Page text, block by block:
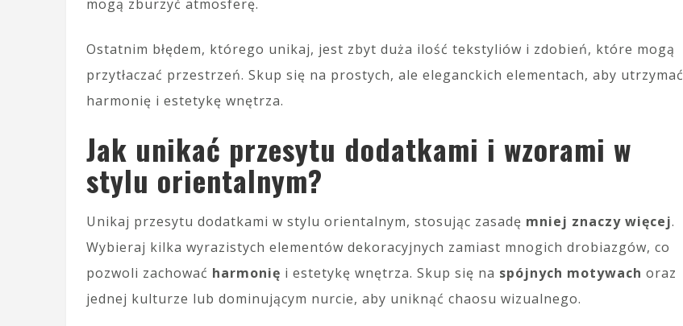
mogą zburzyć atmosferę.
Ostatnim błędem, którego unikaj, jest zbyt duża ilość tekstyliów i zdobień, które mogą
przytłaczać przestrzeń. Skup się na prostych, ale eleganckich elementach, aby utrzymać
harmonię i estetykę wnętrza.
Jak unikać przesytu dodatkami i wzorami w
stylu orientalnym?
Unikaj przesytu dodatkami w stylu orientalnym, stosując zasadę mniej znaczy więcej.
Wybieraj kilka wyrazistych elementów dekoracyjnych zamiast mnogich drobiazgów, co
pozwoli zachować harmonię i estetykę wnętrza. Skup się na spójnych motywach oraz
jednej kulturze lub dominującym nurcie, aby uniknąć chaosu wizualnego.